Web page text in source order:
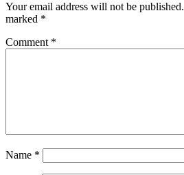
Your email address will not be published.
marked *
Comment *
Name *